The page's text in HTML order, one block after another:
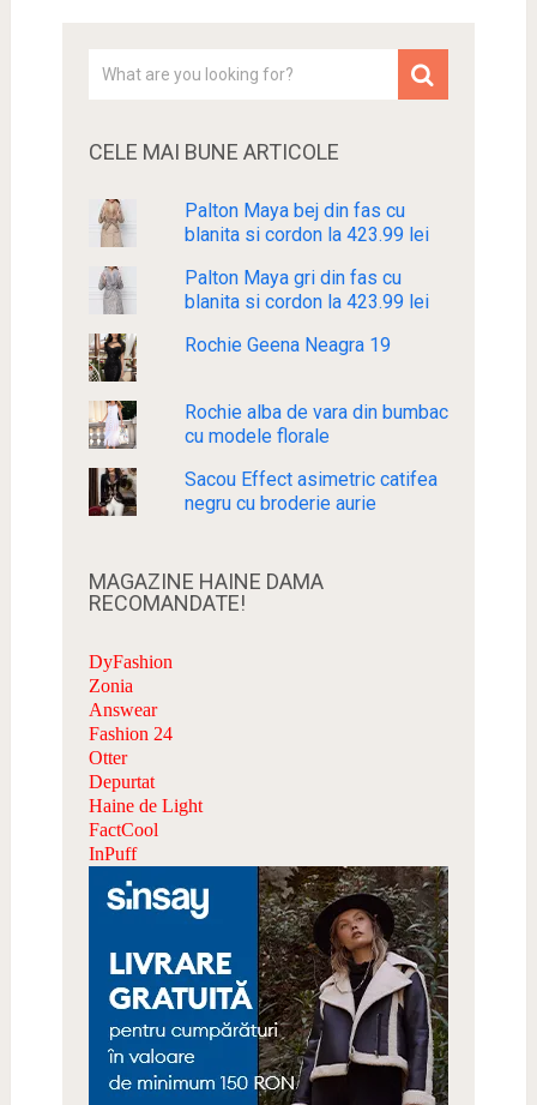
CELE MAI BUNE ARTICOLE
Palton Maya bej din fas cu
blanita si cordon la 423.99 lei
Palton Maya gri din fas cu
blanita si cordon la 423.99 lei
Rochie Geena Neagra 19
Rochie alba de vara din bumbac
cu modele florale
Sacou Effect asimetric catifea
negru cu broderie aurie
MAGAZINE HAINE DAMA
RECOMANDATE!
DyFashion
Zonia
Answear
Fashion 24
Otter
Depurtat
Haine de Light
FactCool
InPuff